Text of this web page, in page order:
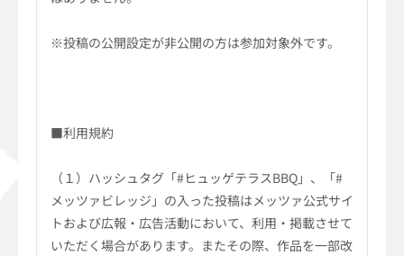
※投稿の公開設定が非公開の方は参加対象外です。
■利用規約
（１）ハッシュタグ「#ヒュッゲテラスBBQ」、「#
メッツァビレッジ」の入った投稿はメッツァ公式サイ
トおよび広報・広告活動において、利用・掲載させて
いただく場合があります。またその際、作品を一部改